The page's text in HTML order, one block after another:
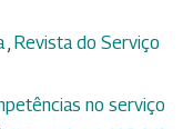
, Revista do Serviço
no serviço